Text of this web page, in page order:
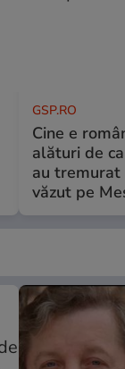
GSP.RO
Cine e
alături de
au
văzut pe